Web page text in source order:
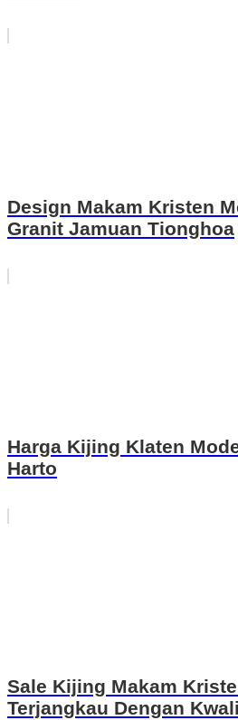
Design Makam Kristen
Granit Jamuan Tionghoa
Harga Kijing Klaten
Harto
Sale Kijing Makam
Terjangkau Dengan